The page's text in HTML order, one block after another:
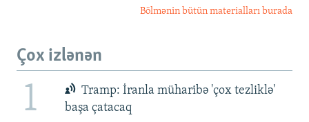
Bölmənin bütün materialları burada
Çox izlənən
1
Tramp: İranla müharibə 'çox tezliklə'
başa çatacaq